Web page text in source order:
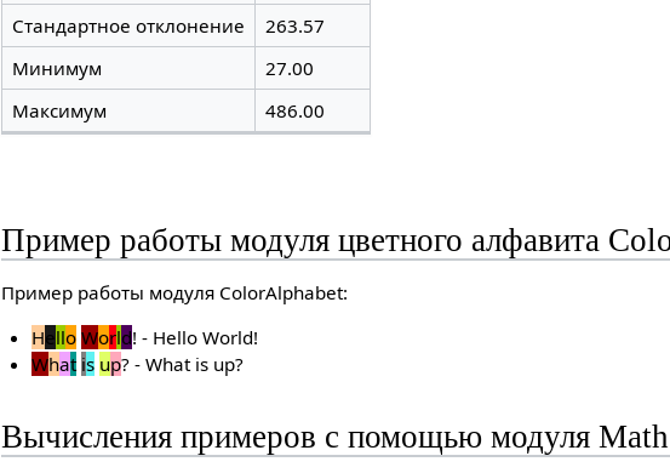
Стандартное отклонение
263.57
Минимум
27.00
Максимум
486.00
Пример работы модуля цветного алфавита
Пример работы модуля ColorAlphabet:
Hello World! - Hello World!
What is up?- What is up?
Вычисления примеров с помощью модуля